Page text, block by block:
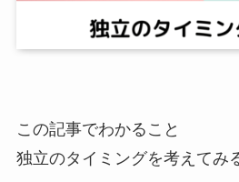
この記事でわかること
独立のタイミングを考えてみ